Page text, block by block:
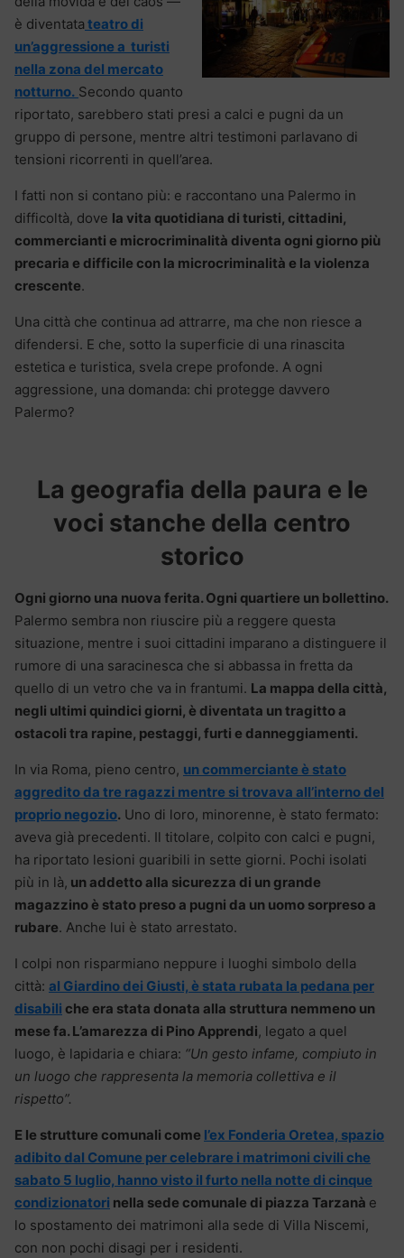
è diventata teatro di
un’aggressione a turisti
nella zona del mercato
notturno. Secondo quanto
riportato, sarebbero stati presi a calci e pugni da un
gruppo di persone, mentre altri testimoni parlavano di
tensioni ricorrenti in quell’area.
I fatti non si contano più: e raccontano una Palermo in
difficoltà, dove la vita quotidiana di turisti, cittadini,
commercianti e microcriminalità diventa ogni giorno più
precaria e difficile con la microcriminalità e la violenza
crescente.
Una città che continua ad attrarre, ma che non riesce a
difendersi. E che, sotto la superficie di una rinascita
estetica e turistica, svela crepe profonde. A ogni
aggressione, una domanda: chi protegge davvero
Palermo?
La geografia della paura e le
voci stanche della centro
storico
Ogni giorno una nuova ferita. Ogni quartiere un bollettino.
Palermo sembra non riuscire più a reggere questa
situazione, mentre i suoi cittadini imparano a distinguere il
rumore di una saracinesca che si abbassa in fretta da
quello di un vetro che va in frantumi. La mappa della città,
negli ultimi quindici giorni, è diventata un tragitto a
ostacoli tra rapine, pestaggi, furti e danneggiamenti.
In via Roma, pieno centro, un commerciante è stato
aggredito da tre ragazzi mentre si trovava all’interno del
proprio negozio. Uno di loro, minorenne, è stato fermato:
aveva già precedenti. Il titolare, colpito con calci e pugni,
ha riportato lesioni guaribili in sette giorni. Pochi isolati
più in là, un addetto alla sicurezza di un grande
magazzino è stato preso a pugni da un uomo sorpreso a
rubare. Anche lui è stato arrestato.
I colpi non risparmiano neppure i luoghi simbolo della
città: al Giardino dei Giusti, è stata rubata la pedana per
disabili che era stata donata alla struttura nemmeno un
mese fa. L’amarezza di Pino Apprendi, legato a quel
luogo, è lapidaria e chiara: “Un gesto infame, compiuto in
un luogo che rappresenta la memoria collettiva e il
rispetto”.
E le strutture comunali come l’ex Fonderia Oretea, spazio
adibito dal Comune per celebrare i matrimoni civili che
sabato 5 luglio, hanno visto il furto nella notte di cinque
condizionatori nella sede comunale di piazza Tarzanà e
lo spostamento dei matrimoni alla sede di Villa Niscemi,
con non pochi disagi per i residenti.